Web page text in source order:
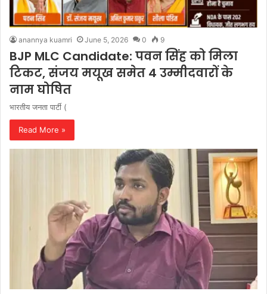
anannya kuamri June 5, 2026 0 9
BJP MLC Candidate: पवन सिंह को मिला
टिकट, संजय मयूख समेत 4 उम्मीदवारों के
नाम घोषित
भारतीय जनता पार्टी (
Read More »